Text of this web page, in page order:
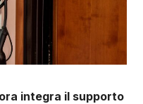
integra il supporto